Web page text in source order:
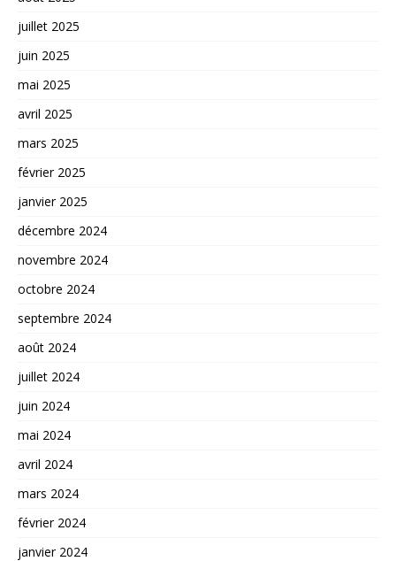
juillet 2025
juin 2025
mai 2025
avril 2025
mars 2025
février 2025
janvier 2025
décembre 2024
novembre 2024
octobre 2024
septembre 2024
août 2024
juillet 2024
juin 2024
mai 2024
avril 2024
mars 2024
février 2024
janvier 2024